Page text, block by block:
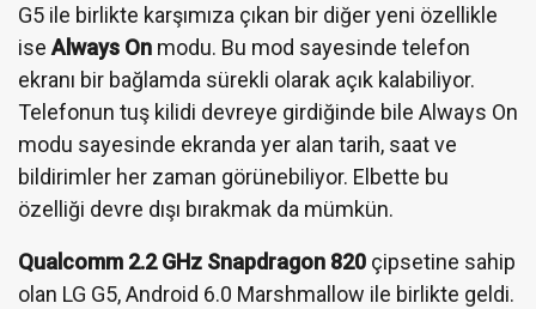
G5 ile birlikte karşımıza çıkan bir diğer yeni özellikle
ise Always On modu. Bu mod sayesinde telefon
ekranı bir bağlamda sürekli olarak açık kalabiliyor.
Telefonun tuş kilidi devreye girdiğinde bile Always On
modu sayesinde ekranda yer alan tarih, saat ve
bildirimler her zaman görünebiliyor. Elbette bu
özelliği devre dışı bırakmak da mümkün.
Qualcomm 2.2 GHz Snapdragon 820 çipsetine sahip
olan LG G5, Android 6.0 Marshmallow ile birlikte geldi.